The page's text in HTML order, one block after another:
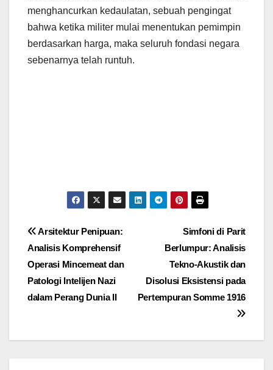
menghancurkan kedaulatan, sebuah pengingat
bahwa ketika militer mulai menentukan pemimpin
berdasarkan harga, maka seluruh fondasi negara
sebenarnya telah runtuh.
Navigasi
pos
Simfoni di Parit
Berlumpur: Analisis
Tekno-Akustik dan
Disolusi Eksistensi pada
Pertempuran Somme 1916
Arsitektur Penipuan:
Analisis Komprehensif
Operasi Mincemeat dan
Patologi Intelijen Nazi
dalam Perang Dunia II